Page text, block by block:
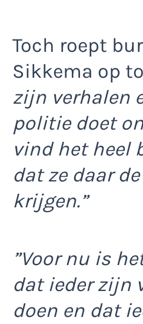
Toch roept
Sikkema op
zijn verhalen
politie doet
vind het heel
dat ze daar
krijgen.”
”Voor nu is
dat ieder zijn
doen en dat